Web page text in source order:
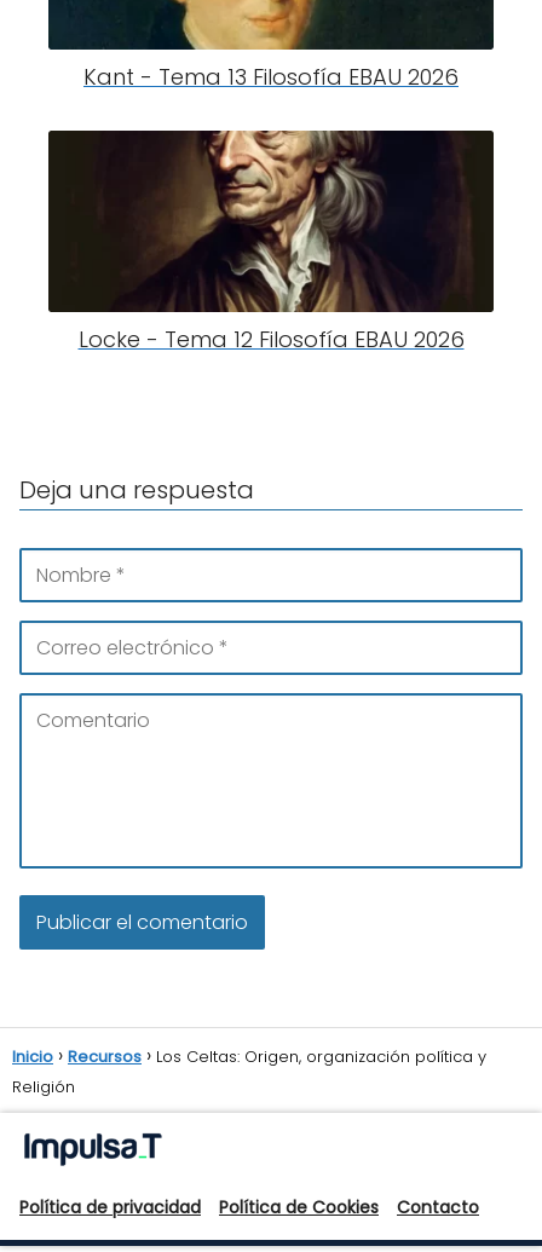
Kant - Tema 13 Filosofía EBAU 2026
Locke - Tema 12 Filosofía EBAU 2026
Deja una respuesta
Inicio Recursos
Los Celtas: Origen, organización política y
Religión
Política de privacidad Política de Cookies Contacto